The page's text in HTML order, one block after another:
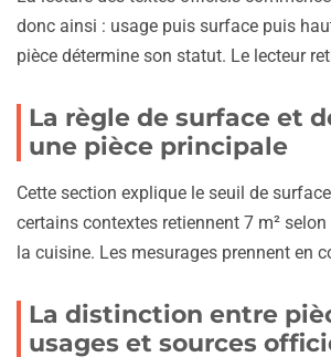
donc ainsi : usage puis surface puis
pièce détermine son statut. Le lecteur
La règle de surface et
une pièce principale
Cette section explique le seuil de
certains contextes retiennent 7 m²
la cuisine. Les mesurages prennent en
La distinction entre
usages et sources